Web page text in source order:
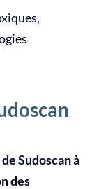
Sudoscan à
des